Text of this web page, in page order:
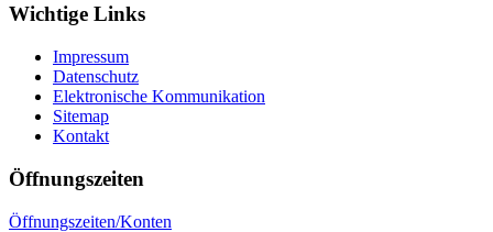
Wichtige Links
Impressum
Datenschutz
Elektronische Kommunikation
Sitemap
Kontakt
Öffnungszeiten
Öffnungszeiten/Konten